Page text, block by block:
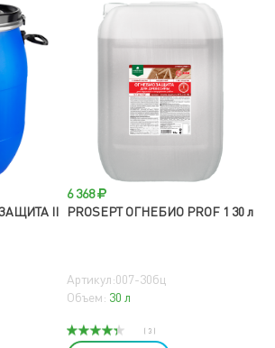
II
6 368
PROSEPT ОГНЕБИО PROF 1 30 л
Артикул:007-30бц
Объем: 30 л
( 3 )